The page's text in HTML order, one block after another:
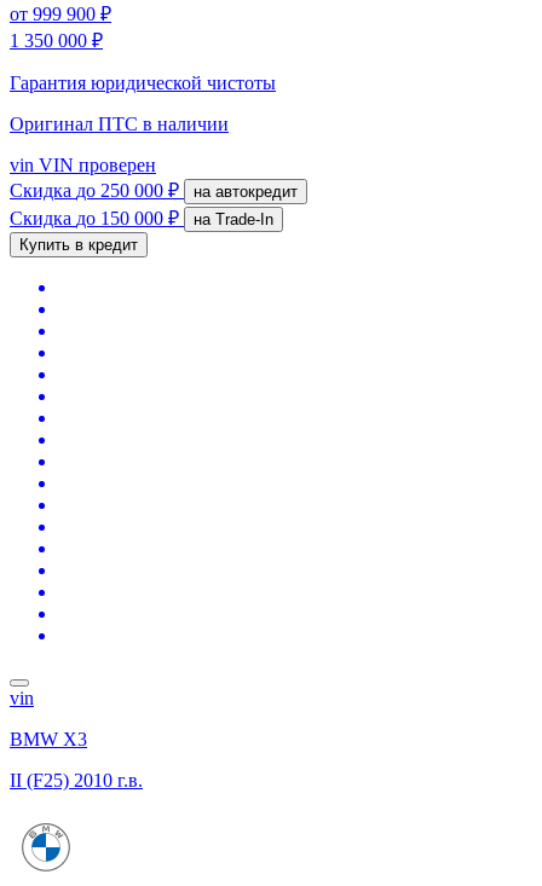
от 999 900 ₽
1 350 000 ₽
Гарантия юридической чистоты
Оригинал ПТС в наличии
vin VIN проверен
Скидка до 250 000 ₽ на автокредит
Скидка до 150 000 ₽
на Trade-In
Купить в кредит
vin
BMW X3
II (F25) 2010 г.в.